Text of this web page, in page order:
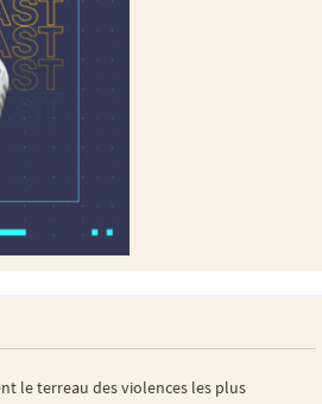
le terreau des violences les plus